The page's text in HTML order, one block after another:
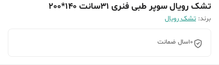
تشک رویال سوپر طبی فنری 31سانت 140*200
برند: تشک رویال
10سال ضمانت